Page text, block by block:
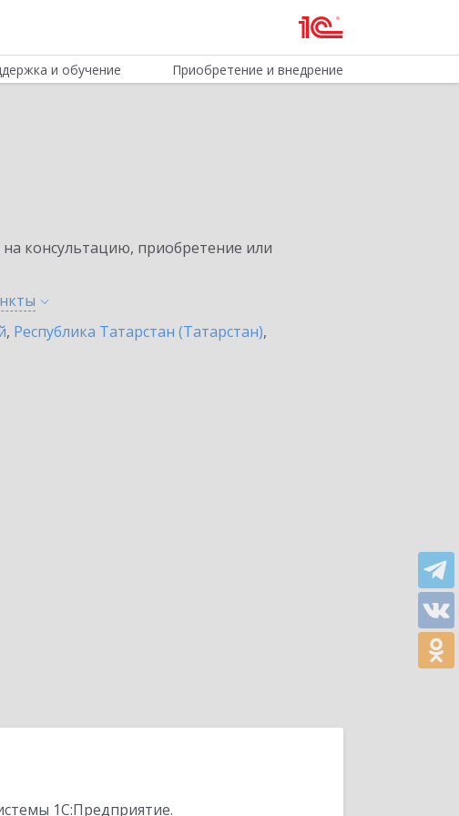
и обучение Приобретение и внедрение
консультацию, приобретение или
, Республика Татарстан (Татарстан),
1С:Предприятие.